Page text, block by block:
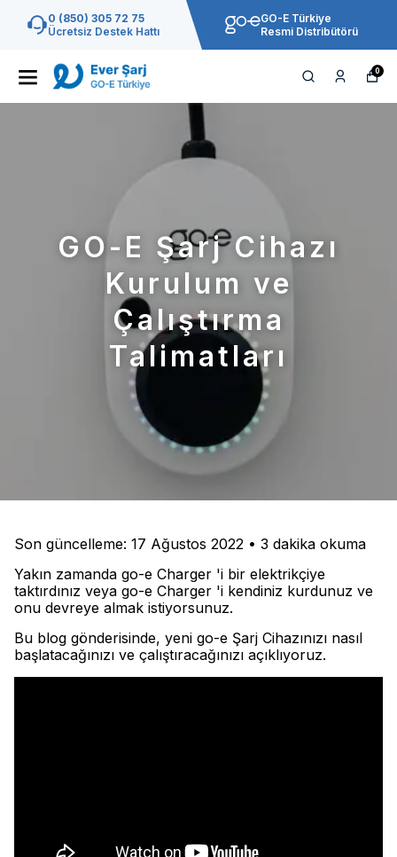
0 (850) 305 72 75
Ücretsiz Destek Hattı
GO-E Türkiye
Resmi Distribütörü
0
GO-E Şarj Cihazı
Kurulum ve
Çalıştırma
Talimatları
Son güncelleme: 17 Ağustos 2022 • 3 dakika okuma
Yakın zamanda go-e Charger 'i bir elektrikçiye
taktırdınız veya go-e Charger 'i kendiniz kurdunuz ve
onu devreye almak istiyorsunuz.
Bu blog gönderisinde, yeni go-e Şarj Cihazınızı nasıl
başlatacağınızı ve çalıştıracağınızı açıklıyoruz.